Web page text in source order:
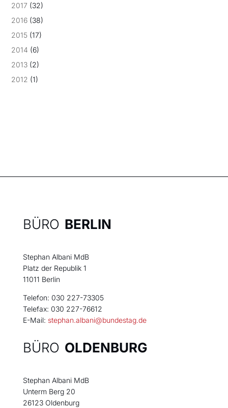
2017 (32)
2016 (38)
2015 (17)
2014 (6)
2013 (2)
2012 (1)
BÜRO BERLIN
Stephan Albani MdB
Platz der Republik 1
11011 Berlin
Telefon: 030 227-73305
Telefax: 030 227-76612
E-Mail: stephan.albani@bundestag.de
BÜRO OLDENBURG
Stephan Albani MdB
Unterm Berg 20
26123 Oldenburg